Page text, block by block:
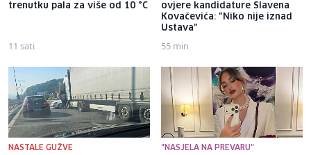
trenutku pala za više od 10 °C
11 sati
ovjere kandidature Slavena
Kovačevića: "Niko nije iznad
Ustava"
55 min
NASTALE GUŽVE "NASJELA NA PREVARU"